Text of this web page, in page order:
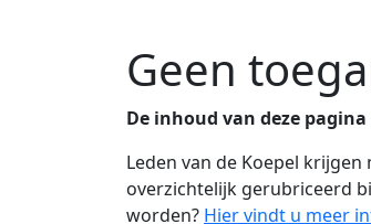
Geen
De inhoud van deze
Leden van de Koepel
overzichtelijk gerubriceerd
worden? Hier vindt u meer